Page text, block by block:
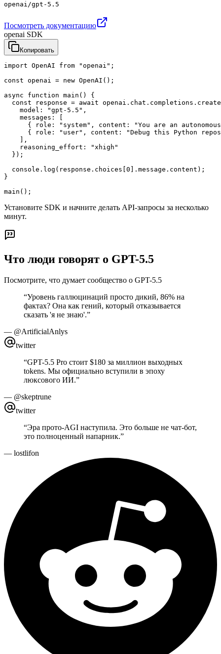
openai/gpt-5.5
Посмотреть документацию
openai SDK
Копировать
import OpenAI from "openai";
const openai = new OpenAI();
async function main() {
const response = await
    model: "gpt-5.5",
    messages: [
{ role: "system", content: "You are an
{ role: "user", content: "Debug this Python
    ],
    reasoning_effort: "xhigh"
  });
  console.log(response.choices[0].message.content);
}
main();
Установите SDK и начните делать API-запросы за несколько
минут.
Что люди говорят о GPT-5.5
Посмотрите, что думает сообщество о GPT-5.5
“Уровень галлюцинаций просто дикий, 86% на
фактах? Она как гений, который отказывается
сказать 'я не знаю'.”
— @ArtificialAnlys
twitter
“GPT-5.5 Pro стоит $180 за миллион выходных
tokens. Мы официально вступили в эпоху
люксового ИИ.”
— @skeptrune
twitter
“Эра прото-AGI наступила. Это больше не чат-бот,
это полноценный напарник.”
— lostlifon